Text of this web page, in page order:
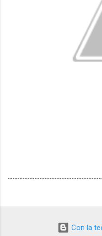
Con la